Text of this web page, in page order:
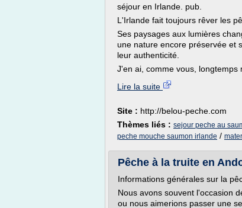
séjour en Irlande. pub.
L'Irlande fait toujours rêver les
Ses paysages aux lumières
une nature encore préservée et
leur authenticité.
J'en ai, comme vous, longtemps
Lire la suite
Site : http://belou-peche.com
Thèmes liés : sejour peche au
peche mouche saumon irlande /
Pêche à la truite en
Informations générales sur la
Nous avons souvent l'occasion
ou nous aimerions passer une